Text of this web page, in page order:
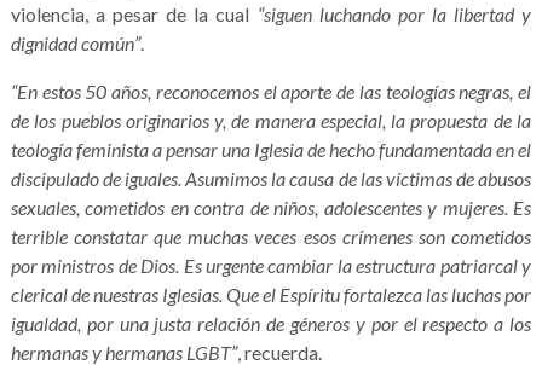
violencia, a pesar de la cual “siguen luchando por la libertad y
dignidad común”.
“En estos 50 años, reconocemos el aporte de las teologías negras, el
de los pueblos originarios y, de manera especial, la propuesta de la
teología feminista a pensar una Iglesia de hecho fundamentada en el
discipulado de iguales. Asumimos la causa de las víctimas de abusos
sexuales, cometidos en contra de niños, adolescentes y mujeres. Es
terrible constatar que muchas veces esos crímenes son cometidos
por ministros de Dios. Es urgente cambiar la estructura patriarcal y
clerical de nuestras Iglesias. Que el Espíritu fortalezca las luchas por
igualdad, por una justa relación de géneros y por el respecto a los
hermanas y hermanas LGBT”, recuerda.